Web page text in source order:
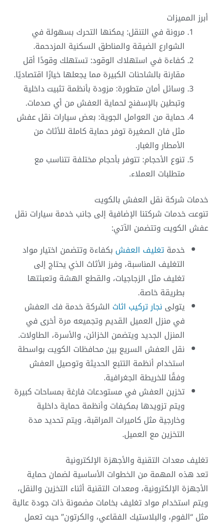
أبرز المميزات
مرونة في التنقل: يمكنها التحرك بسهولة في
الشوارع الضيقة والمناطق السكنية المزدحمة.
كفاءة في استهلاك الوقود: تستهلك وقودًا أقل
مقارنة بالشاحنات الكبيرة مما يجعلها خيارًا اقتصاديًا.
وسائل أمان متطورة: مزودة بأنظمة تثبيت داخلية
وتبطين بالإسفنج لحماية العفش من أي صدمات.
حماية من العوامل الجوية: بعض سيارات نقل عفش
مثل فان الصغيرة توفر حماية كاملة للأثاث من
الأمطار والغبار.
تنوع الأحجام: تتوفر بأحجام مختلفة تتناسب مع
متطلبات العملاء.
خدمات شركة نقل العفش بالكويت
تنوعت خدمات شركتنا الإضافية إلى جانب خدمة سيارات نقل
عفش الكويت وتتضمن الآتي:
خدمةتغليف العفش بكفاءة وتتضمن اختيار مواد
التغليف المناسبة، وفرز الأثاث الذي يحتاج إلى
تغليف مثل الزجاجيات، والقطع الهشة وتعبئتها
بطريقة خاصة.
يتولى نجار تركيب اثاث الشركة خدمة فك العفش
في منزل العميل القديم وتجميعه مرة أخرى في
المنزل الجديد ويتضمن الخزائن، والأسرة، الطاولات.
نقل العفش السريع بين محافظات الكويت بواسطة
استخدام أنظمة التتبع الحديثة وتوصيل العفش
وفقًا للخريطة الجغرافية.
تخزين العفش في مستودعات فارغة بمساحات كبيرة
ويتم تزويدها بمكيفات وأنظمة حماية داخلية
وخارجية مثل كاميرات المراقبة، ويتم تحديد مدة
التخزين مع العميل.
تغليف معدات التقنية والأجهزة الإلكترونية
تعد هذه المهمة من الخطوات الأساسية لضمان حماية
الأجهزة الإلكترونية، ومعدات التقنية أثناء التخزين والنقل،
ويتم استخدام مواد تغليف بخامات مضمونة ذات جودة عالية
مثل “الفوم، والبلاستيك الفقاعي، والكرتون” حيث تعمل